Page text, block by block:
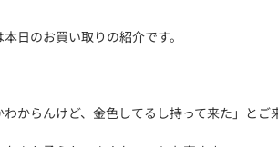
日のお買い取りの紹介です。
わからんけど、金色してるし持って来た」とご